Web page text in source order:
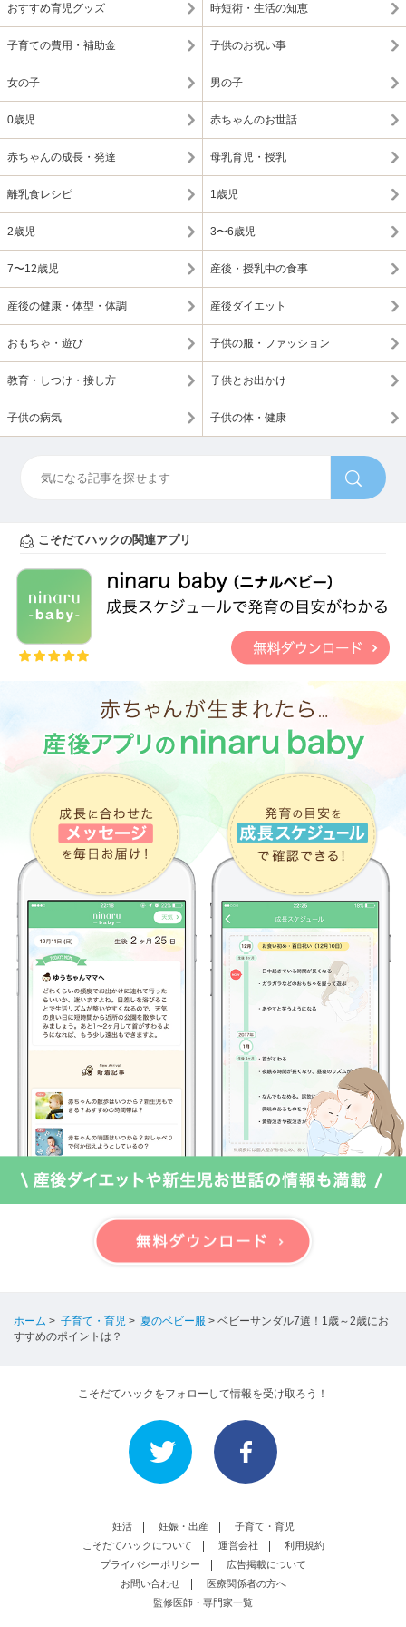
おすすめ育児グッズ 時短術・生活の知恵
子育ての費用・補助金 子供のお祝い事
女の子 男の子
0歳児 赤ちゃんのお世話
赤ちゃんの成長・発達 母乳育児・授乳
離乳食レシピ 1歳児
2歳児 3〜6歳児
7〜12歳児 産後・授乳中の食事
産後の健康・体型・体調 産後ダイエット
おもちゃ・遊び 子供の服・ファッション
教育・しつけ・接し方 子供とお出かけ
子供の病気 子供の体・健康
こそだてハックの関連アプリ
ホーム > 子育て・育児 > 夏のベビー服 > ベビーサンダル7選！1歳～2歳にお
すすめのポイントは？
こそだてハックをフォローして情報を受け取ろう！
妊活 妊娠・出産
子育て・育児
こそだてハックについて
運営会社
利用規約
プライバシーポリシー
広告掲載について
お問い合わせ
医療関係者の方へ
監修医師・専門家一覧